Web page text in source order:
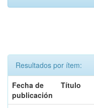
Resultados por ítem:
Fecha de
publicación
Título